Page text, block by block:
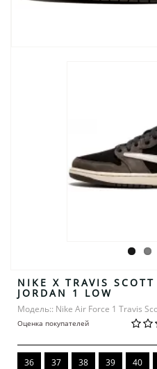
NIKE X TRAVIS
JORDAN 1 LOW
Модель:: Nike Air Force 1 Travis
Оценка покупателей
36 37 38 39 40